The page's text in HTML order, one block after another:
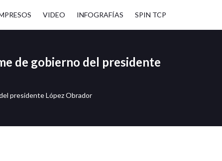
VIDEO INFOGRAFÍAS SPIN TCP
de gobierno del presidente
presidente López Obrador